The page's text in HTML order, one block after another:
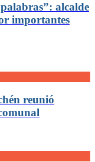
alcalde
importantes
reunió